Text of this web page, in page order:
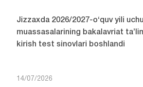
Jizzaxda 2026/2027-o‘quv yili
muassasalarining bakalavriat
kirish test sinovlari boshlandi
14/07/2026